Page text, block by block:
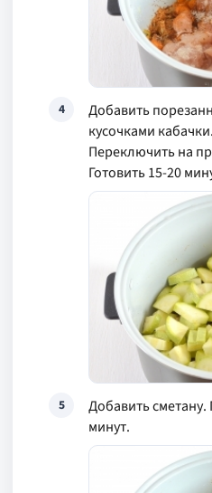
4
Добавить
кусочками
Переключить на
Готовить 15-20
5
Добавить
минут.